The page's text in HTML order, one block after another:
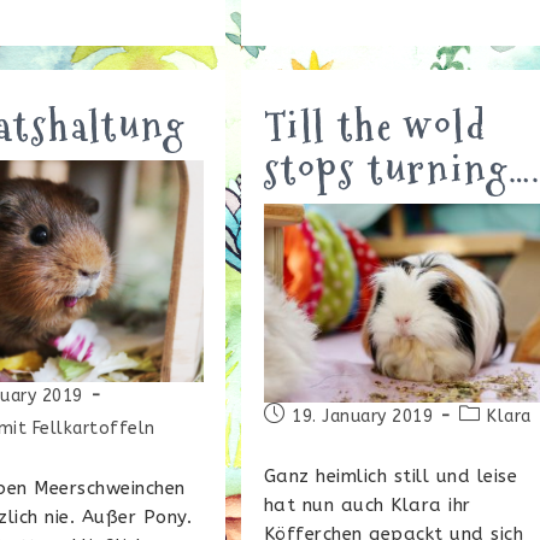
2019
mit Fellkartoffeln
Meerschweinchen
nie. Außer Pony.
Till the wold
stops
Beitrag19. January 2019
Beitrags-
Klara
Ganz heimlich still und leise
hat nun auch Klara ihr
Köfferchen gepackt und sich